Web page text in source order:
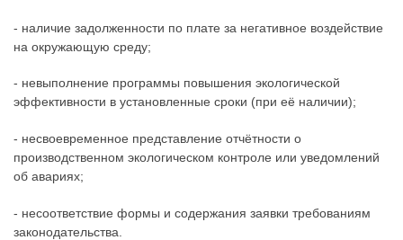
- наличие задолженности по плате за негативное воздействие
на окружающую среду;
- невыполнение программы повышения экологической
эффективности в установленные сроки (при её наличии);
- несвоевременное представление отчётности о
производственном экологическом контроле или уведомлений
об авариях;
- несоответствие формы и содержания заявки требованиям
законодательства.